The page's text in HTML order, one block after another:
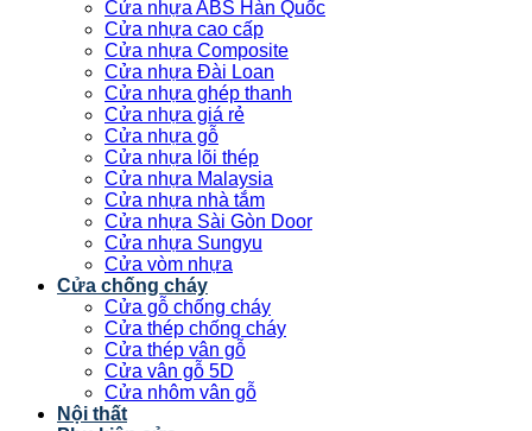
Cửa nhựa ABS Hàn Quốc
Cửa nhựa cao cấp
Cửa nhựa Composite
Cửa nhựa Đài Loan
Cửa nhựa ghép thanh
Cửa nhựa giá rẻ
Cửa nhựa gỗ
Cửa nhựa lõi thép
Cửa nhựa Malaysia
Cửa nhựa nhà tắm
Cửa nhựa Sài Gòn Door
Cửa nhựa Sungyu
Cửa vòm nhựa
Cửa chống cháy
Cửa gỗ chống cháy
Cửa thép chống cháy
Cửa thép vân gỗ
Cửa vân gỗ 5D
Cửa nhôm vân gỗ
Nội thất